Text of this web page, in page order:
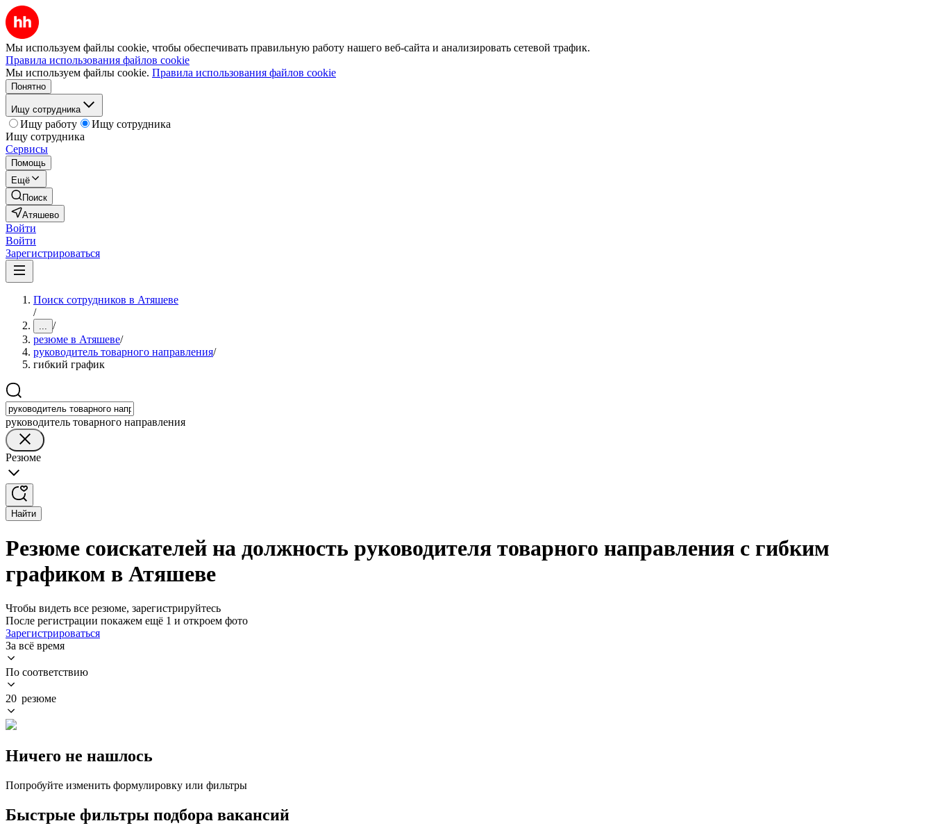
Мы используем файлы cookie, чтобы обеспечивать правильную работу нашего веб-сайта и анализировать сетевой трафик.
Правила использования файлов cookie
Мы используем файлы cookie. Правила использования файлов cookie
Понятно
Ищу сотрудника
Ищу работу
Ищу сотрудника
Ищу сотрудника
Сервисы
Помощь
Ещё
Поиск
Атяшево
Войти
Войти
Зарегистрироваться
Поиск сотрудников в Атяшеве
/
... /
резюме в Атяшеве/
руководитель товарного направления/
гибкий график
руководитель товарного направления
Резюме
Найти
Резюме соискателей на должность руководителя товарного направления с гибким
графиком в Атяшеве
Чтобы видеть все резюме, зарегистрируйтесь
После регистрации покажем ещё 1 и откроем фото
Зарегистрироваться
За всё время
По соответствию
20 резюме
Ничего не нашлось
Попробуйте изменить формулировку или фильтры
Быстрые фильтры подбора вакансий